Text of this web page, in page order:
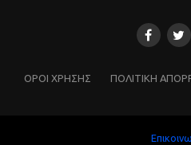
ΌΡΟΙ ΧΡΗΣΗΣ ΠΟΛΙΤΙΚΗ